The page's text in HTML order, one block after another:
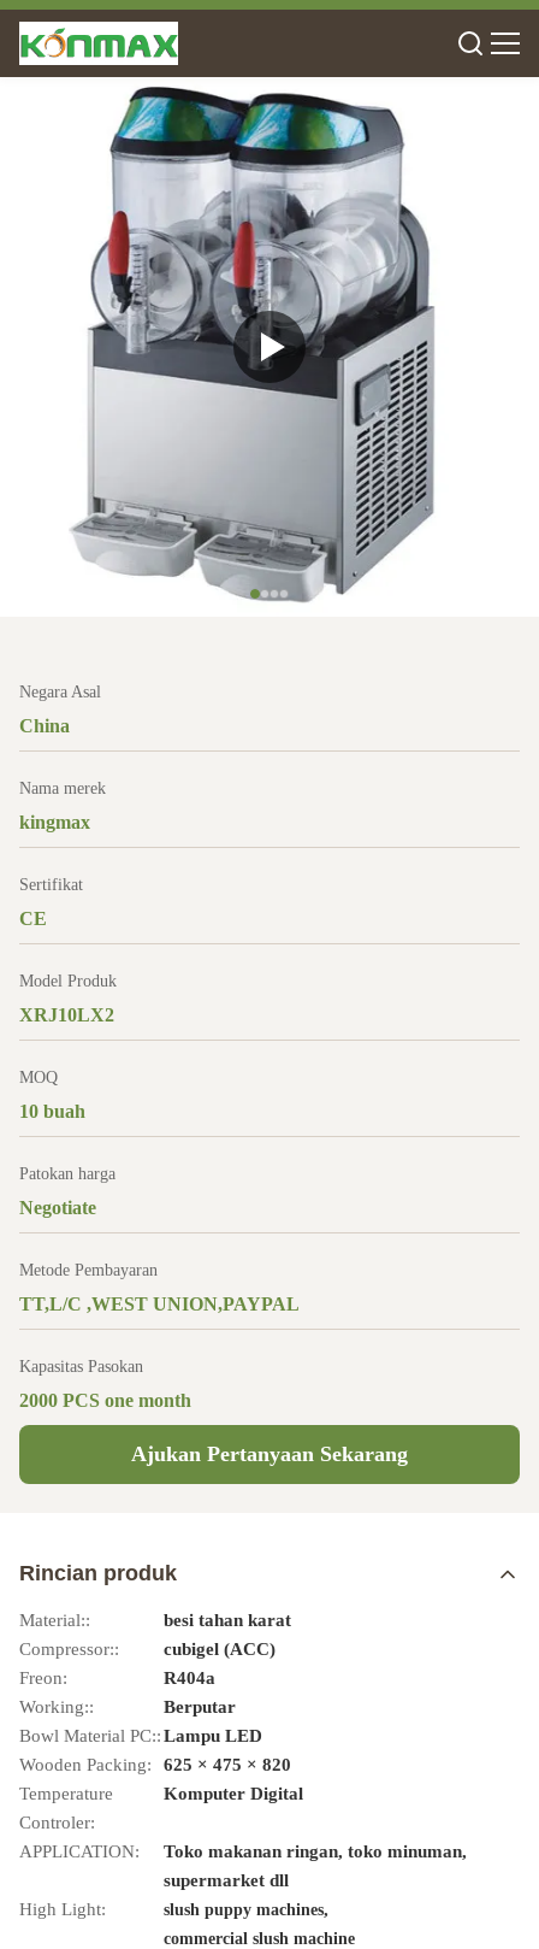
Negara Asal
China
Nama merek
kingmax
Sertifikat
CE
Model Produk
XRJ10LX2
MOQ
10 buah
Patokan harga
Negotiate
Metode Pembayaran
TT,L/C ,WEST UNION,PAYPAL
Kapasitas Pasokan
2000 PCS one month
Ajukan Pertanyaan Sekarang
Rincian produk
Material::
besi tahan karat
Compressor::
cubigel (ACC)
Freon:
R404a
Working::
Berputar
Bowl Material PC::Lampu LED
Wooden Packing:
625 × 475 × 820
Temperature
Controler:
Komputer Digital
APPLICATION:
Toko makanan ringan, toko minuman,
supermarket dll
High Light:
slush puppy machines,
commercial slush machine